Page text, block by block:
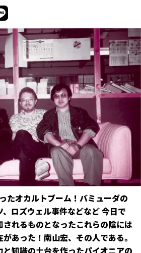
たオカルトブーム！バミューダの
ロズウェル事件などなど―― 今日で
れるものとなったこれらの陰には
あった！南山宏、その人である。